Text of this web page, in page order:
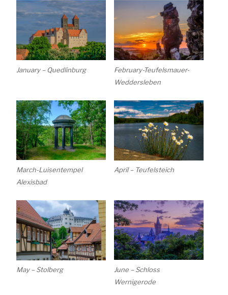
January – Quedlinburg
February-Teufelsmauer-
Weddersleben
March-Luisentempel
Alexisbad
April – Teufelsteich
May – Stolberg
June – Schloss
Wernigerode